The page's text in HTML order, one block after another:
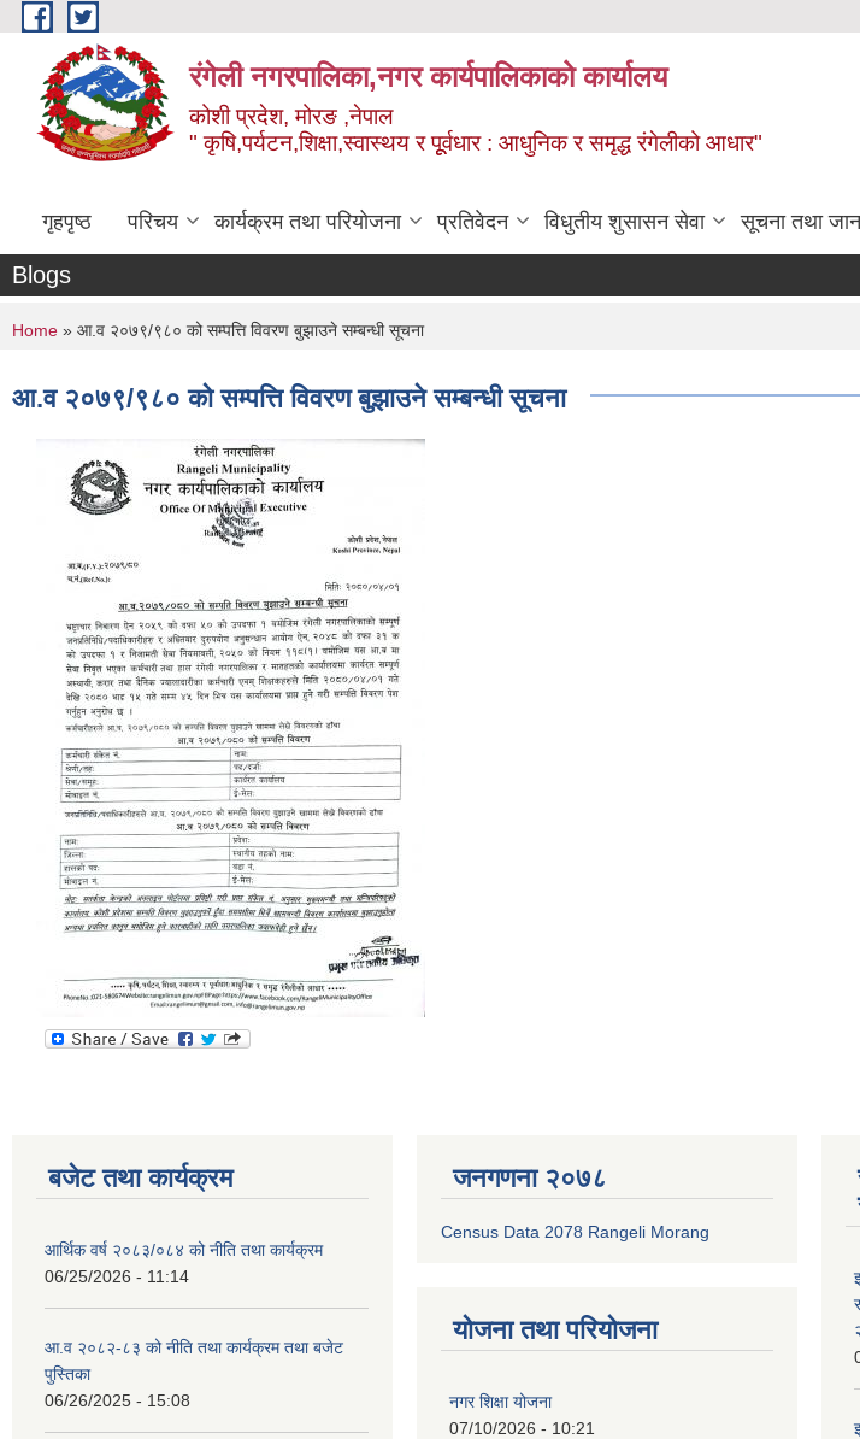
Skip to main content
रंगेली नगरपालिका,नगर कार्यपालिकाको कार्यालय
कोशी प्रदेश, मोरङ ,नेपाल
" कृषि,पर्यटन,शिक्षा,स्वास्थय र पूूर्वधार : आधुनिक र समृद्ध रंगेलीको आधार"
गृहपृष्ठ परिचय कार्यक्रम तथा परियोजना प्रतिवेदन विधुतीय शुसासन सेवा सूचना तथा
Blogs
You are here
Home » आ.व २०७९/९८० को सम्पत्ति विवरण बुझाउने सम्बन्धी सूचना
आ.व २०७९/९८० को सम्पत्ति विवरण बुझाउने सम्बन्धी सूचना
बजेट तथा कार्यक्रम
आर्थिक वर्ष २०८३/०८४ को नीति तथा कार्यक्रम
06/25/2026 - 11:14
आ.व २०८२-८३ को नीति तथा कार्यक्रम तथा बजेट
पुस्तिका
06/26/2025 - 15:08
जनगणना २०७८
Census Data 2078 Rangeli Morang
योजना तथा परियोजना
नगर शिक्षा योजना
07/10/2026 - 10:21